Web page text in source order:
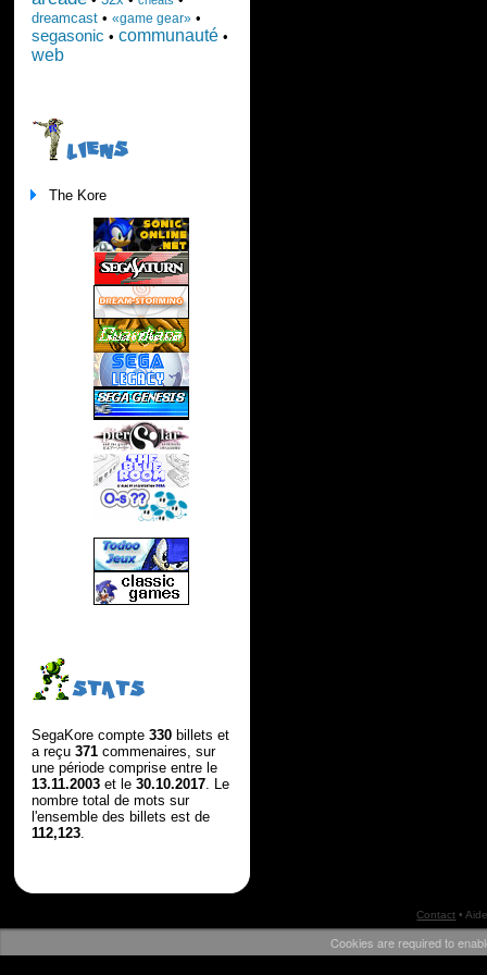
dreamcast• «game gear»•
segasonic • communauté•
web
LIENS
The Kore
STATS
SegaKore compte 330billets et
a reçu 371commenaires, sur
une période comprise entre le
13.11.2003et le 30.10.2017. Le
nombre total de mots sur
l'ensemble des billets est de
112,123.
Contact •
Cookies are required to